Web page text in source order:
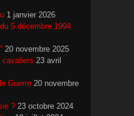
1 janvier 2026
5 décembre 1994
20 novembre 2025
cavaliers 23 avril
Guerre 20 novembre
? 23 octobre 2024